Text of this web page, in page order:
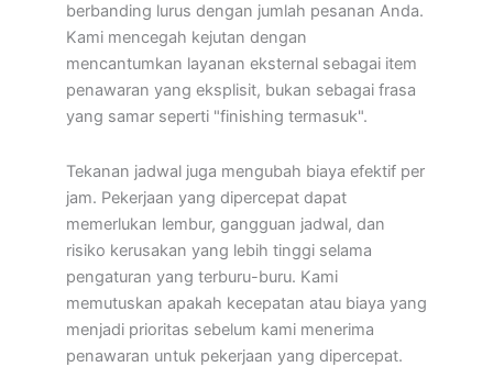
berbanding lurus dengan jumlah pesanan Anda.
Kami mencegah kejutan dengan
mencantumkan layanan eksternal sebagai item
penawaran yang eksplisit, bukan sebagai frasa
yang samar seperti "finishing termasuk".
Tekanan jadwal juga mengubah biaya efektif per
jam. Pekerjaan yang dipercepat dapat
memerlukan lembur, gangguan jadwal, dan
risiko kerusakan yang lebih tinggi selama
pengaturan yang terburu-buru. Kami
memutuskan apakah kecepatan atau biaya yang
menjadi prioritas sebelum kami menerima
penawaran untuk pekerjaan yang dipercepat.